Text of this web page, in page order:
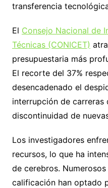
transferencia
El Consejo Nacional de
Técnicas (CONICET)
presupuestaria más
El recorte del 37%
desencadenado el
interrupción de carreras
discontinuidad de
Los investigadores
recursos, lo que ha
de cerebros.
calificación han optado